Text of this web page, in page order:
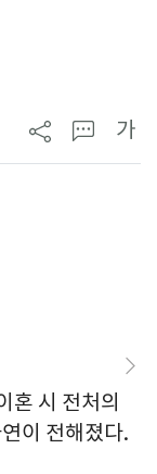
가
혼 시 전처의
이 전해졌다.